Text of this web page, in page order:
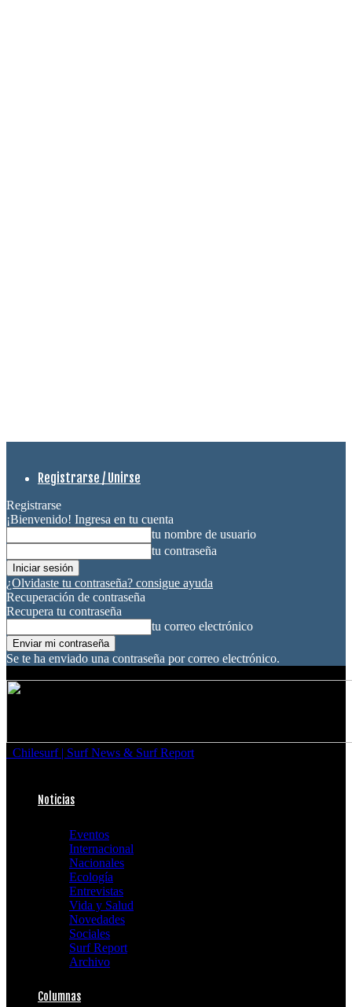
Registrarse / Unirse
Registrarse
¡Bienvenido! Ingresa en tu cuenta
tu nombre de usuario
tu contraseña
¿Olvidaste tu contraseña? consigue ayuda
Recuperación de contraseña
Recupera tu contraseña
tu correo electrónico
Se te ha enviado una contraseña por correo electrónico.
Chilesurf | Surf News & Surf Report
Noticias
Eventos
Internacional
Nacionales
Ecología
Entrevistas
Vida y Salud
Novedades
Sociales
Surf Report
Archivo
Columnas